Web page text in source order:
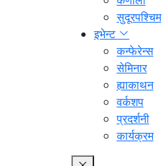
सुदूरपश्चिम
इभेन्ट
कन्फेरेन्स
सेमिनार
ह्याकाथन
वर्कशप
प्रदर्शनी
कार्यक्रम